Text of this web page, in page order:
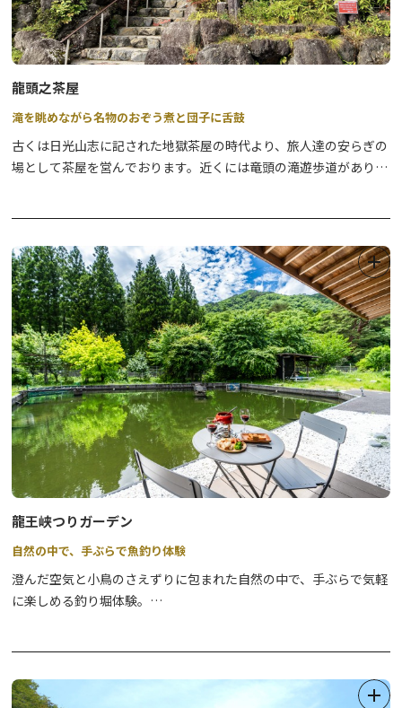
龍頭之茶屋
滝を眺めながら名物のおぞう煮と団子に舌鼓
古くは日光山志に記された地獄茶屋の時代より、旅人達の安らぎの
場として茶屋を営んでおります。近くには竜頭の滝遊歩道があり、
だんご、お土産では心地良い食感と上品な甘さのひぐらし餅が人気
です。また、コーヒースタンド旅情庵ではひぐらし餅付きの抹茶や
清流で淹れたコーヒーをお召し上がり頂けます。
龍王峡つりガーデン
自然の中で、手ぶらで魚釣り体験
澄んだ空気と小鳥のさえずりに包まれた自然の中で、手ぶらで気軽
に楽しめる釣り堀体験。